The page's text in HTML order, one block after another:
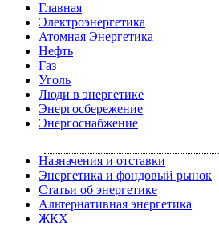
Главная
Электроэнергетика
Атомная Энергетика
Нефть
Газ
Уголь
Люди в энергетике
Энергосбережение
Энергоснабжение
Назначения и отставки
Энергетика и фондовый рынок
Статьи об энергетике
Альтернативная энергетика
ЖКХ